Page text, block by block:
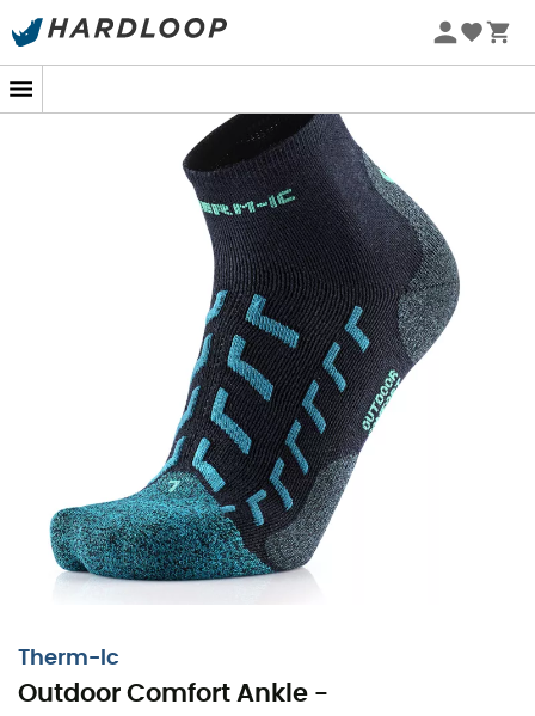
Zomeraanbiedingen 🔥 -5% EXTRA vanaf 2 producten* met
Therm-Ic
Outdoor Comfort Ankle -